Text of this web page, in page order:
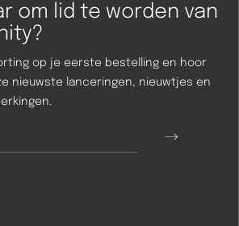
om lid te worden van
op je eerste bestelling en hoor
nieuwste lanceringen, nieuwtjes en